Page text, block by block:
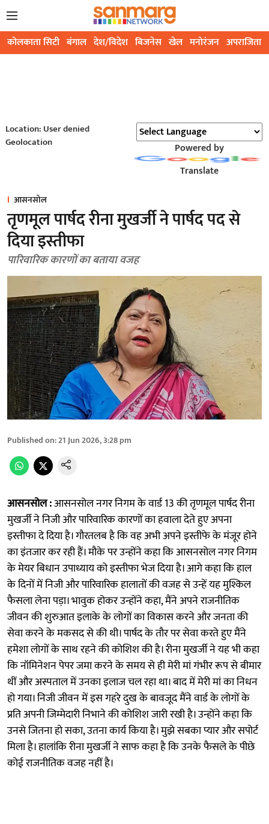
कोलकाता सिटी बंगाल देश/विदेश बिजनेस खेल मनोरंजन अपराजिता
Location: User denied
Geolocation
Powered by
Translate
आसनसोल
तृणमूल पार्षद रीना मुखर्जी ने पार्षद पद से
दिया इस्तीफा
पारिवारिक कारणों का बताया वजह
Published on:21 Jun 2026, 3:28 pm
आसनसोल :आसनसोल नगर निगम के वार्ड 13 की तृणमूल पार्षद रीना
मुखर्जी ने निजी और पारिवारिक कारणों का हवाला देते हुए अपना
इस्तीफा दे दिया है। गौरतलब है कि वह अभी अपने इस्तीफे के मंजूर होने
का इंतजार कर रही हैं। मौके पर उन्होंने कहा कि आसनसोल नगर निगम
के मेयर बिधान उपाध्याय को इस्तीफा भेज दिया है। आगे कहा कि हाल
के दिनों में निजी और पारिवारिक हालातों की वजह से उन्हें यह मुश्किल
फैसला लेना पड़ा। भावुक होकर उन्होंने कहा, मैंने अपने राजनीतिक
जीवन की शुरुआत इलाके के लोगों का विकास करने और जनता की
सेवा करने के मकसद से की थी। पार्षद के तौर पर सेवा करते हुए मैंने
हमेशा लोगों के साथ रहने की कोशिश की है। रीना मुखर्जी ने यह भी कहा
कि नॉमिनेशन पेपर जमा करने के समय से ही मेरी मां गंभीर रूप से बीमार
थीं और अस्पताल में उनका इलाज चल रहा था। बाद में मेरी मां का निधन
हो गया। निजी जीवन में इस गहरे दुख के बावजूद मैंने वार्ड के लोगों के
प्रति अपनी जिम्मेदारी निभाने की कोशिश जारी रखी है। उन्होंने कहा कि
उनसे जितना हो सका, उतना कार्य किया है। मुझे सबका प्यार और सपोर्ट
मिला है। हालांकि रीना मुखर्जी ने साफ कहा है कि उनके फैसले के पीछे
कोई राजनीतिक वजह नहीं है।